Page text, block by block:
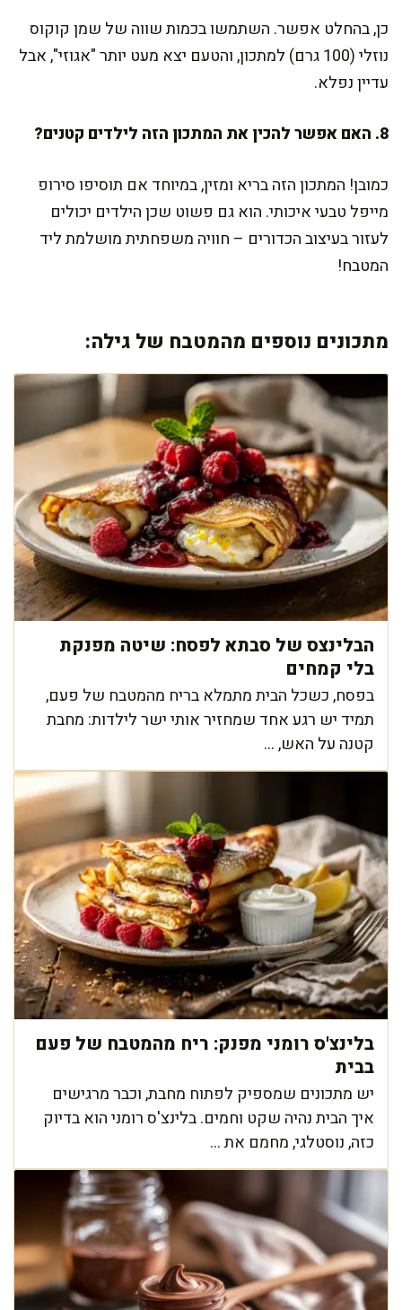
כן, בהחלט אפשר. השתמשו בכמות שווה של שמן קוקוס
נוזלי (100 גרם) למתכון, והטעם יצא מעט יותר "אגוזי", אבל
עדיין נפלא.
8. האם אפשר להכין את המתכון הזה לילדים קטנים?
כמובן! המתכון הזה בריא ומזין, במיוחד אם תוסיפו סירופ
מייפל טבעי איכותי. הוא גם פשוט שכן הילדים יכולים
לעזור בעיצוב הכדורים – חוויה משפחתית מושלמת ליד
המטבח!
מתכונים נוספים מהמטבח של גילה:
הבלינצס של סבתא לפסח: שיטה מפנקת
בלי קמחים
בפסח, כשכל הבית מתמלא בריח מהמטבח של פעם,
תמיד יש רגע אחד שמחזיר אותי ישר לילדות: מחבת
קטנה על האש, ...
בלינצ'ס רומני מפנק: ריח מהמטבח של פעם
בבית
יש מתכונים שמספיק לפתוח מחבת, וכבר מרגישים
איך הבית נהיה שקט וחמים. בלינצ'ס רומני הוא בדיוק
כזה, נוסטלגי, מחמם את ...